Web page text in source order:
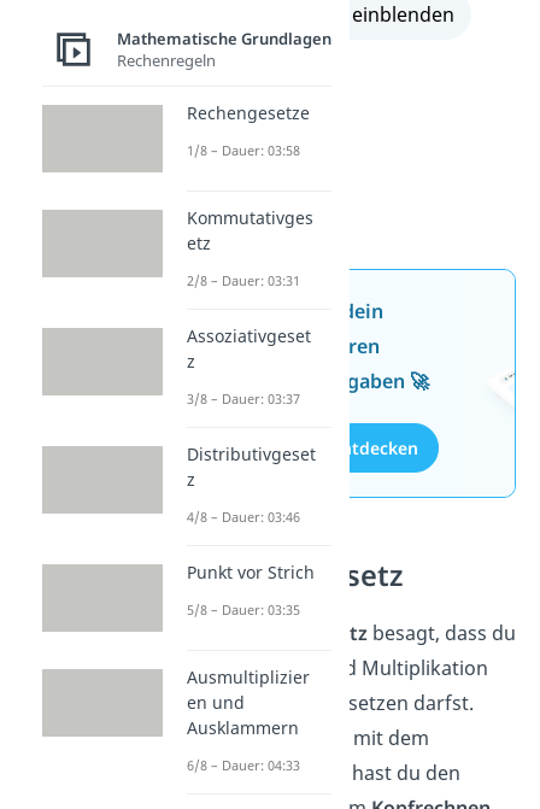
alle Lösungen einblenden
Jetzt neu: Teste dein
Wissen mit unseren
kostenlosen Aufgaben 🚀
Aufgaben entdecken
Assoziativgesetz
Assoziativgesetzbesagt, dass du
bei der Addition und Multiplikation
Klammern
beliebig setzen darfst.
Kombinierst du das mit dem
Kommutativgesetz, hast du den
Mathematische Grundlagen
Rechenregeln
Rechengesetze
1/8 – Dauer: 03:58
Kommutativges
etz
2/8 – Dauer: 03:31
Assoziativgeset
z
3/8 – Dauer: 03:37
Distributivgeset
z
4/8 – Dauer: 03:46
Punkt vor Strich
5/8 – Dauer: 03:35
Ausmultiplizier
en und
Ausklammern
6/8 – Dauer: 04:33